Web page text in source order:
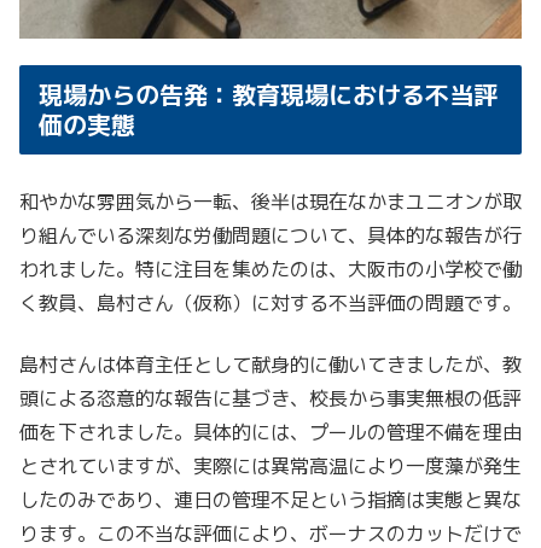
現場からの告発：教育現場における不当評
価の実態
和やかな雰囲気から一転、後半は現在なかまユニオンが取
り組んでいる深刻な労働問題について、具体的な報告が行
われました。特に注目を集めたのは、大阪市の小学校で働
く教員、島村さん（仮称）に対する不当評価の問題です。
島村さんは体育主任として献身的に働いてきましたが、教
頭による恣意的な報告に基づき、校長から事実無根の低評
価を下されました。具体的には、プールの管理不備を理由
とされていますが、実際には異常高温により一度藻が発生
したのみであり、連日の管理不足という指摘は実態と異な
ります。この不当な評価により、ボーナスのカットだけで